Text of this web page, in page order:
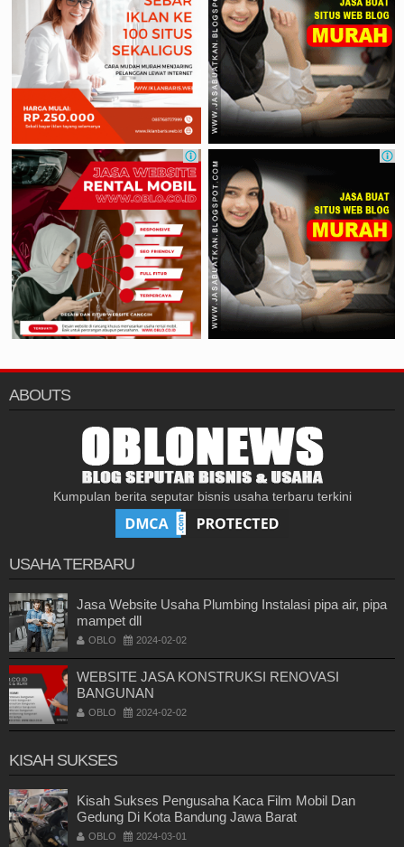
ABOUTS
Kumpulan berita seputar bisnis usaha terbaru terkini
USAHA TERBARU
Jasa Website Usaha Plumbing Instalasi pipa air, pipa
mampet dll
OBLO 2024-02-02
WEBSITE JASA KONSTRUKSI RENOVASI
BANGUNAN
OBLO 2024-02-02
KISAH SUKSES
Kisah Sukses Pengusaha Kaca Film Mobil Dan
Gedung Di Kota Bandung Jawa Barat
OBLO 2024-03-01